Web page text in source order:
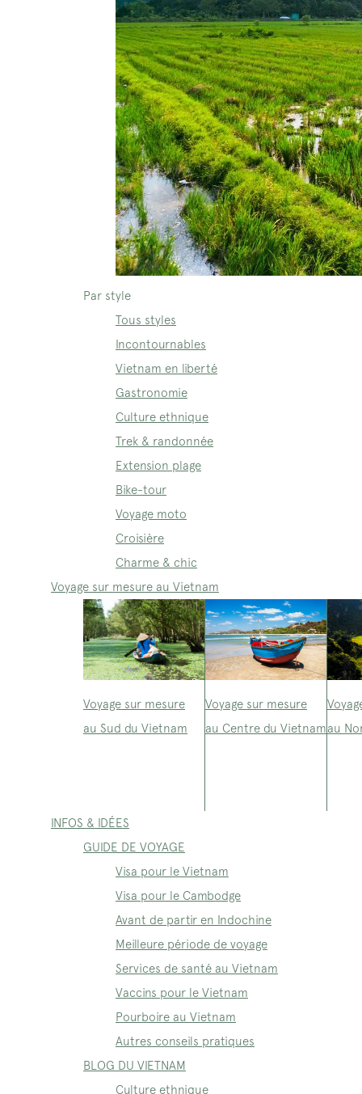
Par style
Tous styles
Incontournables
Vietnam en liberté
Gastronomie
Culture ethnique
Trek & randonnée
Extension plage
Bike-tour
Voyage moto
Croisière
Charme & chic
Voyage sur mesure au Vietnam
Voyage sur mesure
au Sud du Vietnam
Voyage sur mesure
au Centre du Vietnamau
INFOS & IDÉES
GUIDE DE VOYAGE
Visa pour le Vietnam
Visa pour le Cambodge
Avant de partir en Indochine
Meilleure période de voyage
Services de santé au Vietnam
Vaccins pour le Vietnam
Pourboire au Vietnam
Autres conseils pratiques
BLOG DU VIETNAM
Culture ethnique